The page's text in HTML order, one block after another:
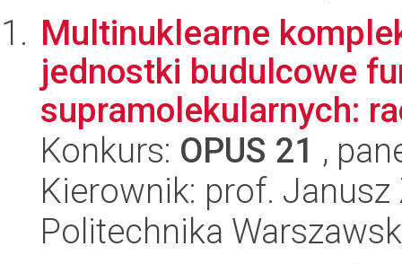
Multinuklearne
jednostki budulcowe
supramolekularnych:
Konkurs: OPUS 21 ,
Kierownik: prof.
Politechnika